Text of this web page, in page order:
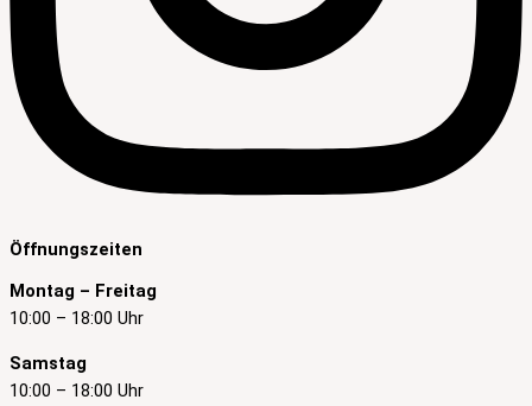
Öffnungszeiten
Montag – Freitag
10:00 – 18:00 Uhr
Samstag
10:00 – 18:00 Uhr